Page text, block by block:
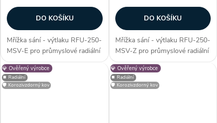
DO KOŠÍKU
Mřížka sání - výtlaku RFU-250-
MSV-E pro průmyslové radiální
ventilátory řady RFU - 250.
Mřížka slouží jako ochranný
prvek, který zabrání vniknutí
DO KOŠÍKU
Mřížka sání - výtlaku RFU-250-
MSV-Z pro průmyslové radiální
ventilátory řady RFU - 250.
Mřížka slouží jako ochranný
prvek, který zabrání vniknutí
💎 Ověřený výrobce
⏹️ Radiální
🛡️ Korozivzdorný kov
💎 Ověřený výrobce
⏹️ Radiální
🛡️ Korozivzdorný kov